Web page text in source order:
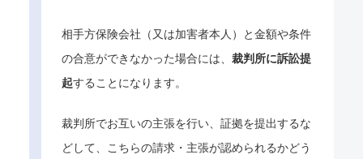
相手方保険会社（又は加害者本人）と金額や条件
の合意ができなかった場合には、 裁判所に訴訟提
起することになります。
裁判所でお互いの主張を行い、証拠を提出するな
どして、こちらの請求・主張が認められるかどう